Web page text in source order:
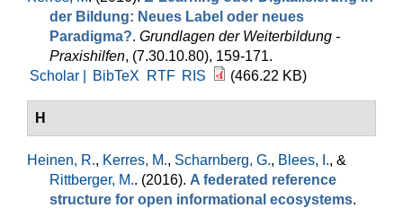
der Bildung: Neues Label oder neues
Paradigma?. Grundlagen der Weiterbildung -
Praxishilfen, (7.30.10.80), 159-171.
Scholar |
BibTeX RTF RIS (466.22 KB)
H
Heinen, R., Kerres, M., Scharnberg, G., Blees, I., &
Rittberger, M.. (2016). A federated reference
structure for open informational ecosystems.